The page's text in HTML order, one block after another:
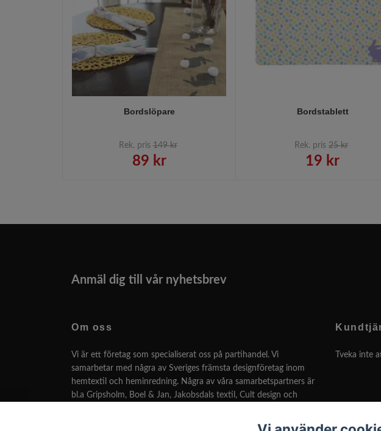
Bordslöpare
Rek. pris 149 kr
89 kr
Bordstablett
Rek. pris 25 kr
19 kr
Anmäl dig till vår nyhetsbrev
Om oss
Vi är ett företag som specialiserat oss på partihandel. Vi
samarbetar med några av Sveriges främsta designföretag inom
hemtextil och heminredning. Några av våra samarbetspartners är
bl.a Gripsholm, Boel & Jan, Jakobsdals textil, Cult design och
Tveka inte